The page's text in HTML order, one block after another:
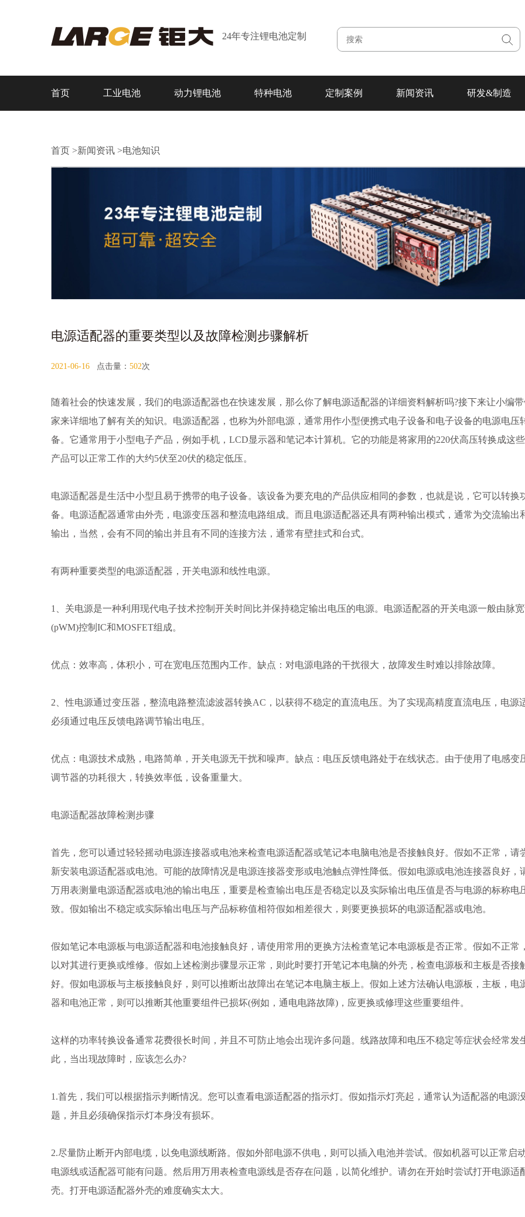
24年专注锂电池定制
首页 工业电池 动力锂电池 特种电池 定制案例 新闻资讯 研发&制造
首页 >新闻资讯 >电池知识
电源适配器的重要类型以及故障检测步骤解析
2021-06-16 点击量： 502次
随着社会的快速发展，我们的电源适配器也在快速发展，那么你了解电源适配器的详细资料解析吗?接下来让小编
家来详细地了解有关的知识。电源适配器，也称为外部电源，通常用作小型便携式电子设备和电子设备的电源电压
备。它通常用于小型电子产品，例如手机，LCD显示器和笔记本计算机。它的功能是将家用的220伏高压转换成这
产品可以正常工作的大约5伏至20伏的稳定低压。
电源适配器是生活中小型且易于携带的电子设备。该设备为要充电的产品供应相同的参数，也就是说，它可以转换
备。电源适配器通常由外壳，电源变压器和整流电路组成。而且电源适配器还具有两种输出模式，通常为交流输出
输出，当然，会有不同的输出并且有不同的连接方法，通常有壁挂式和台式。
有两种重要类型的电源适配器，开关电源和线性电源。
1、关电源是一种利用现代电子技术控制开关时间比并保持稳定输出电压的电源。电源适配器的开关电源一般由脉宽
(pWM)控制IC和MOSFET组成。
优点：效率高，体积小，可在宽电压范围内工作。缺点：对电源电路的干扰很大，故障发生时难以排除故障。
2、性电源通过变压器，整流电路整流滤波器转换AC，以获得不稳定的直流电压。为了实现高精度直流电压，电源
必须通过电压反馈电路调节输出电压。
优点：电源技术成熟，电路简单，开关电源无干扰和噪声。缺点：电压反馈电路处于在线状态。由于使用了电感变
调节器的功耗很大，转换效率低，设备重量大。
电源适配器故障检测步骤
首先，您可以通过轻轻摇动电源连接器或电池来检查电源适配器或笔记本电脑电池是否接触良好。假如不正常，请
新安装电源适配器或电池。可能的故障情况是电源连接器变形或电池触点弹性降低。假如电源或电池连接器良好，
万用表测量电源适配器或电池的输出电压，重要是检查输出电压是否稳定以及实际输出电压值是否与电源的标称电
致。假如输出不稳定或实际输出电压与产品标称值相符假如相差很大，则要更换损坏的电源适配器或电池。
假如笔记本电源板与电源适配器和电池接触良好，请使用常用的更换方法检查笔记本电源板是否正常。假如不正常
以对其进行更换或维修。假如上述检测步骤显示正常，则此时要打开笔记本电脑的外壳，检查电源板和主板是否接
好。假如电源板与主板接触良好，则可以推断出故障出在笔记本电脑主板上。假如上述方法确认电源板，主板，电
器和电池正常，则可以推断其他重要组件已损坏(例如，通电电路故障)，应更换或修理这些重要组件。
这样的功率转换设备通常花费很长时间，并且不可防止地会出现许多问题。线路故障和电压不稳定等症状会经常发
此，当出现故障时，应该怎么办?
1.首先，我们可以根据指示判断情况。您可以查看电源适配器的指示灯。假如指示灯亮起，通常认为适配器的电源
题，并且必须确保指示灯本身没有损坏。
2.尽量防止断开内部电缆，以免电源线断路。假如外部电源不供电，则可以插入电池并尝试。假如机器可以正常启
电源线或适配器可能有问题。然后用万用表检查电源线是否存在问题，以简化维护。请勿在开始时尝试打开电源适
壳。打开电源适配器外壳的难度确实太大。